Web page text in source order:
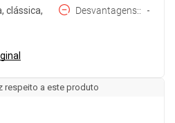
clássica,
Desvantagens: -
respeito a este produto